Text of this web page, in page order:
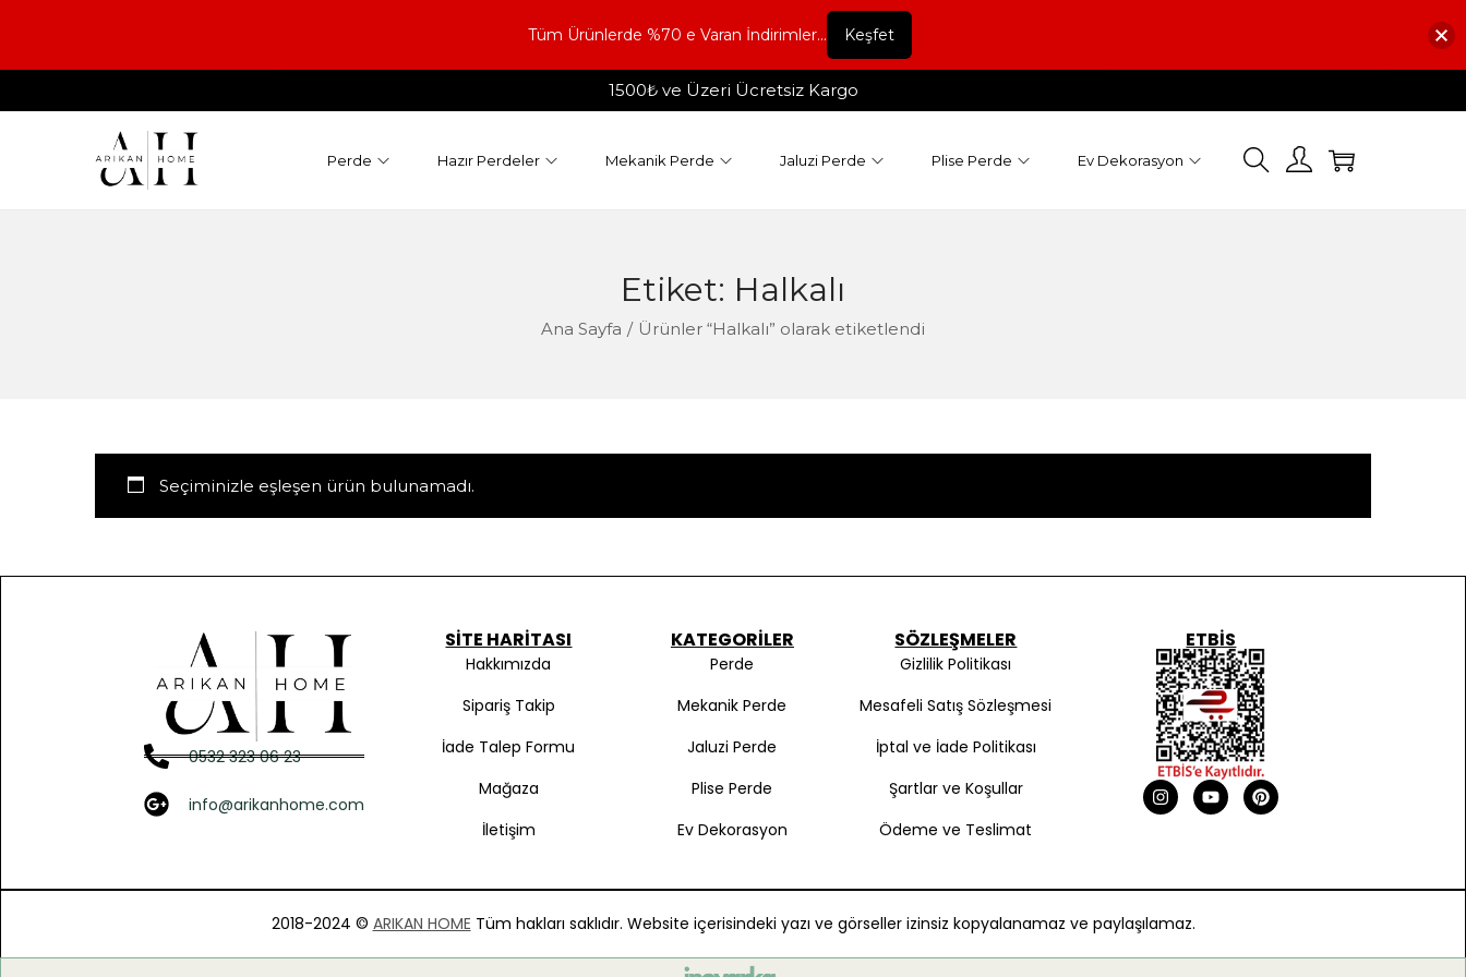
1500₺ ve Üzeri Ücretsiz Kargo
Perde Hazır Perdeler Mekanik Perde Jaluzi Perde Plise Perde Ev Dekorasyon
Etiket: Halkalı
Ana Sayfa / Ürünler “Halkalı” olarak etiketlendi
Seçiminizle eşleşen ürün bulunamadı.
0532 323 06 23
info@arikanhome.com
SITE HARITASI
Hakkımızda
Sipariş Takip
İade Talep Formu
Mağaza
İletişim
KATEGORILER
Perde
Mekanik Perde
Jaluzi Perde
Plise Perde
Ev Dekorasyon
SÖZLEŞMELER
Gizlilik Politikası
Mesafeli Satış Sözleşmesi
İptal ve İade Politikası
Şartlar ve Koşullar
Ödeme ve Teslimat
ETBIS
2018-2024 © ARIKAN HOME Tüm hakları saklıdır. Website içerisindeki yazı ve görseller izinsiz kopyalanamaz ve paylaşılamaz.
Tüm Ürünlerde %70 e Varan İndirimler... Keşfet